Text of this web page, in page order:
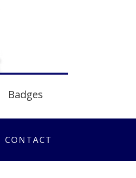
Badges
CONTACT